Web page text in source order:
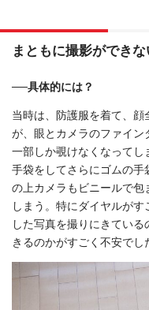
まともに撮影ができ
──具体的には？
当時は、防護服を着て、
が、眼とカメラのファイン
一部しか覗けなくなって
手袋をしてさらにゴムの
の上カメラもビニールで包
しまう。特にダイヤルが
した写真を撮りにきてい
きるのかがすごく不安でし